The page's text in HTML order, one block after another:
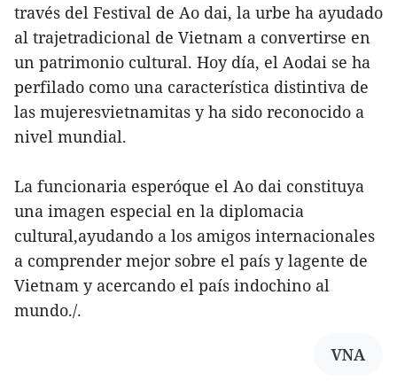
través del Festival de Ao dai, la urbe ha ayudado
al trajetradicional de Vietnam a convertirse en
un patrimonio cultural. Hoy día, el Aodai se ha
perfilado como una característica distintiva de
las mujeresvietnamitas y ha sido reconocido a
nivel mundial.
La funcionaria esperóque el Ao dai constituya
una imagen especial en la diplomacia
cultural,ayudando a los amigos internacionales
a comprender mejor sobre el país y lagente de
Vietnam y acercando el país indochino al
mundo./.
VNA